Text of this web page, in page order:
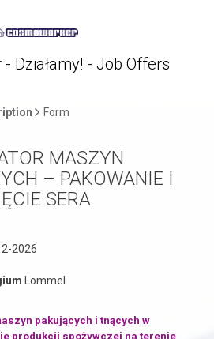
Działamy! - Job Offers
Form
MASZYN
– PAKOWANIE I
SERA
2026
Lommel
pakujących i tnących w
produkcji spożywczej na terenie